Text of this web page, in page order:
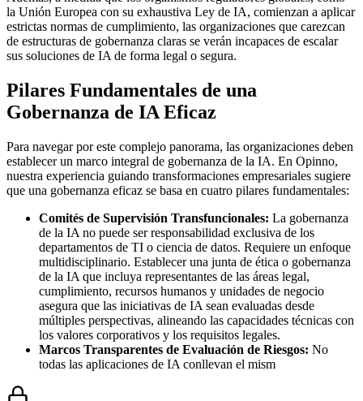
la Unión Europea con su exhaustiva Ley de IA, comienzan a aplicar
estrictas normas de cumplimiento, las organizaciones que carezcan
de estructuras de gobernanza claras se verán incapaces de escalar
sus soluciones de IA de forma legal o segura.
Pilares Fundamentales de una
Gobernanza de IA Eficaz
Para navegar por este complejo panorama, las organizaciones deben
establecer un marco integral de gobernanza de la IA. En Opinno,
nuestra experiencia guiando transformaciones empresariales sugiere
que una gobernanza eficaz se basa en cuatro pilares fundamentales:
Comités de Supervisión Transfuncionales: La gobernanza
de la IA no puede ser responsabilidad exclusiva de los
departamentos de TI o ciencia de datos. Requiere un enfoque
multidisciplinario. Establecer una junta de ética o gobernanza
de la IA que incluya representantes de las áreas legal,
cumplimiento, recursos humanos y unidades de negocio
asegura que las iniciativas de IA sean evaluadas desde
múltiples perspectivas, alineando las capacidades técnicas con
los valores corporativos y los requisitos legales.
Marcos Transparentes de Evaluación de Riesgos: No
todas las aplicaciones de IA conllevan el mism